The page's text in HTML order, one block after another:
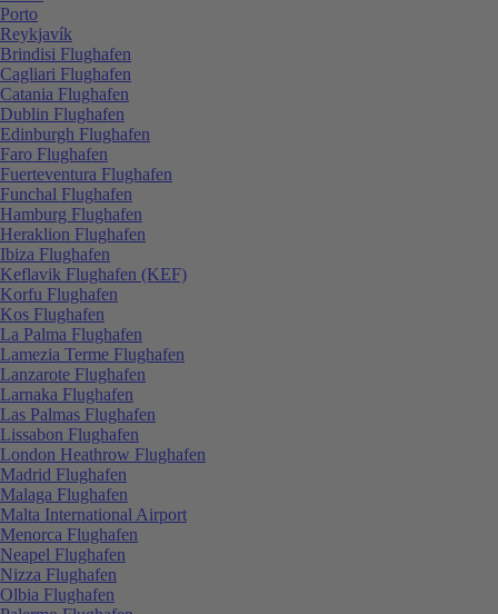
Porto
Reykjavík
Brindisi Flughafen
Cagliari Flughafen
Catania Flughafen
Dublin Flughafen
Edinburgh Flughafen
Faro Flughafen
Fuerteventura Flughafen
Funchal Flughafen
Hamburg Flughafen
Heraklion Flughafen
Ibiza Flughafen
Keflavik Flughafen (KEF)
Korfu Flughafen
Kos Flughafen
La Palma Flughafen
Lamezia Terme Flughafen
Lanzarote Flughafen
Larnaka Flughafen
Las Palmas Flughafen
Lissabon Flughafen
London Heathrow Flughafen
Madrid Flughafen
Malaga Flughafen
Malta International Airport
Menorca Flughafen
Neapel Flughafen
Nizza Flughafen
Olbia Flughafen